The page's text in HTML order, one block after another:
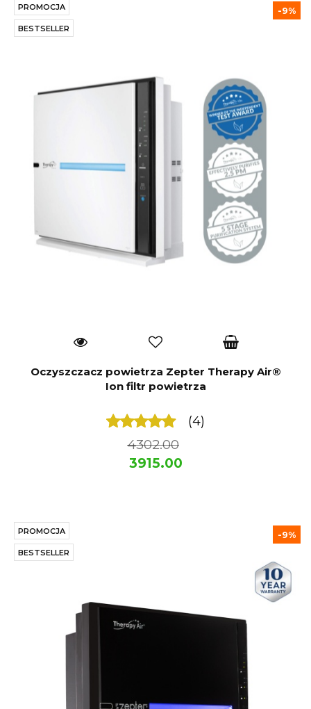
PROMOCJA
BESTSELLER
Oczyszczacz powietrza Zepter Therapy Air®
Ion filtr powietrza
(4)
4302.00
-9%
3915.00
PROMOCJA
BESTSELLER
-9%